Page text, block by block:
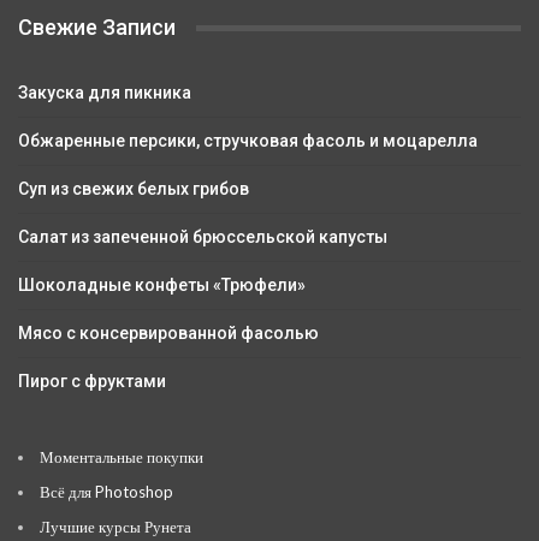
Свежие Записи
Закуска для пикника
Обжаренные персики, стручковая фасоль и моцарелла
Суп из свежих белых грибов
Салат из запеченной брюссельской капусты
Шоколадные конфеты «Трюфели»
Мясо с консервированной фасолью
Пирог с фруктами
Моментальные покупки
Всё для Photoshop
Лучшие курсы Рунета